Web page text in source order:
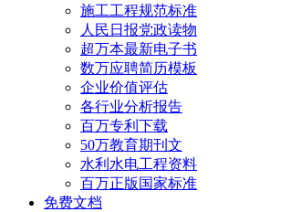
施工工程规范标准
人民日报党政读物
超万本最新电子书
数万应聘简历模板
企业价值评估
各行业分析报告
百万专利下载
50万教育期刊文
水利水电工程资料
百万正版国家标准
免费文档